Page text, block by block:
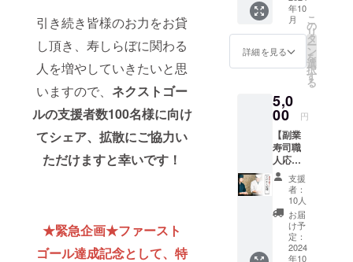
引き続き皆様のお力をお貸
し頂き、寿しらぼに関わる
人を増やしていきたいと思
いますので、ネクストゴー
ルの支援者数100名様に向け
てシェア、拡散にご協力い
ただけますと幸いです！
★緊急企画★ファースト
ゴール達成記念として、特
い、直接下
田に来るこ
との出来な
PR活動をし
ています。
子ども食堂
の開催やプ
ロギング
（ジョギン
グとゴミ払
いを掛け合
わせたフィ
ト応援
コラボ
イベン
トの参
加券 夜
24:00
@高円
寺 (ビア
カフェ
萬感)
住所：
東京都
杉並区
高円寺
南３丁
目４７
−８ ク
ラウド
年10
月
詳細を見る
こ
の
リ
タ
ー
ン
を
選
択
す
る
5,0
00 円
【副業
寿司職
人応
援】 副
業寿司
職人候
補者か
ら感謝
の気持
ちを込
支援
者：
10人
お届
け予
定：
2024
年10